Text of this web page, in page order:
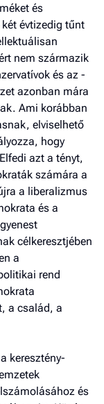
és
évtizedig tűnt
nem származik
és az
azonban mára
Ami korábban
elviselhető
hogy
azt a tényt,
számára a
a liberalizmus
és a
célkeresztjében
a
rend
a család, a
keresztény-
és